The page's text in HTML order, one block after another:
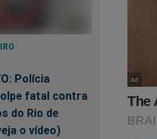
Polícia
fatal contra
do Rio de
o vídeo)
e
pode-
Veja